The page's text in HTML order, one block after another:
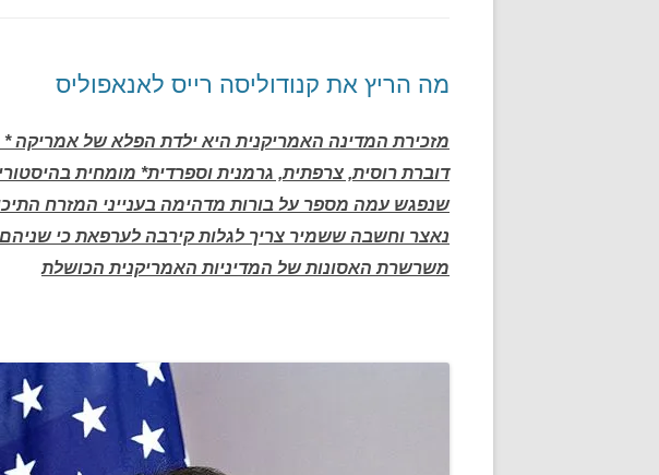
מה הריץ את קנודוליסה רייס לאנאפוליס
דוברת רוסית, צרפתית, גרמנית וספרדית* מומחית
שנפגש עמה מספר על בורות מדהימה בענייני המזרח
נאצר וחשבה ששמיר צריך לגלות קירבה לערפאת כי
משרשרת האסונות של המדיניות האמריקנית הכושלת